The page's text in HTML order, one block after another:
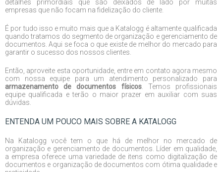
detalhes primordiais que são deixados de lado por muitas
empresas que não focam na fidelização do cliente.
É por tudo isso e muito mais que a Katalogg é altamente qualificada
quando tratamos do segmento de organização e gerenciamento de
documentos. Aqui se foca o que existe de melhor do mercado para
garantir o sucesso dos nossos clientes.
Então, aproveite esta oportunidade, entre em contato agora mesmo
com nossa equipe para um atendimento personalizado para
armazenamento de documentos físicos. Temos profissionais
equipe qualificada e terão o maior prazer em auxiliar com suas
dúvidas.
ENTENDA UM POUCO MAIS SOBRE A KATALOGG
Na Katalogg você tem o que há de melhor no mercado de
organização e gerenciamento de documentos. Líder em qualidade,
a empresa oferece uma variedade de itens como digitalização de
documentos e organização de documentos com ótima qualidade e